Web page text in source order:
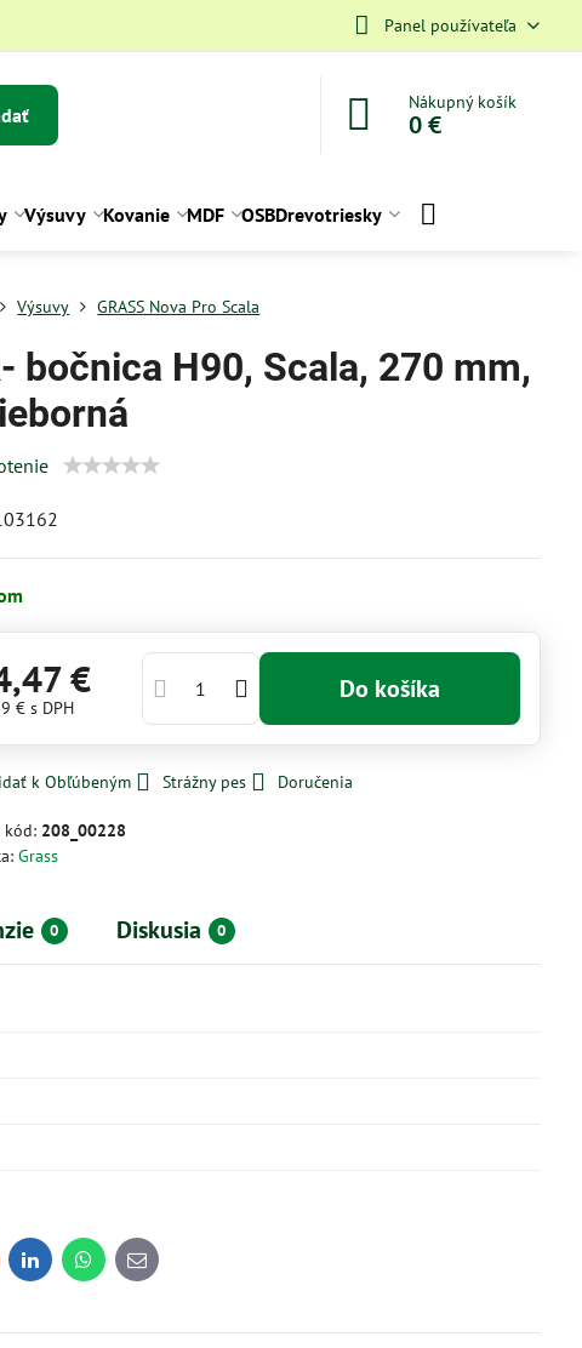
Panel používateľa
Nákupný košík
0 €
Výsuvy Kovanie MDF OSBDrevotriesky
Výsuvy GRASS Nova Pro Scala
bočnica H90, Scala, 270 mm,
€
€s DPH
Do košíka
k Obľúbeným Strážny pes Doručenia
kód: 208_00228
Grass
0 Diskusia 0
LinkedInWhatsApp
E-
mail